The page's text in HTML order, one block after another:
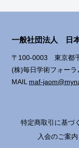
一般社団法人 日
〒100-0003 東京都
(株)毎日学術フォーラ
MAIL maf-
特定商取引に基づ
入会のご案内